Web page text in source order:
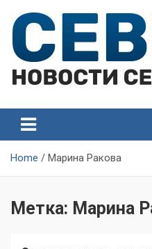
content
Севастополя
Севастополя
Home Марина Ракова
Метка: Марина